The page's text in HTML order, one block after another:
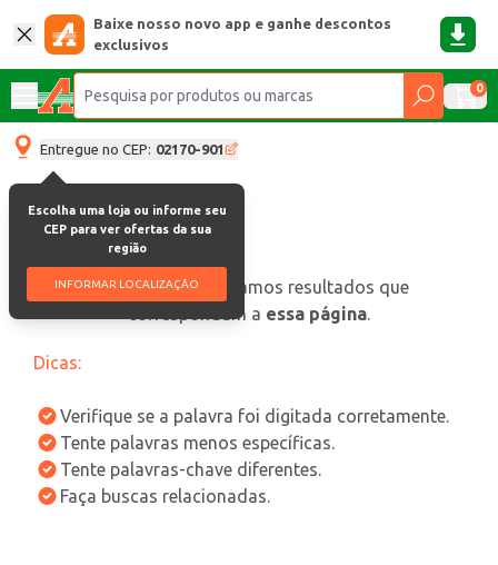
Baixe nosso novo app e ganhe descontos
exclusivos
0
Entregue no CEP: 02170-901
Escolha uma loja ou informe seu
CEP para ver ofertas da sua
região
INFORMAR LOCALIZAÇÃO
oops, não encontramos resultados que
correspondam a essa página.
Dicas:
Verifique se a palavra foi digitada corretamente.
Tente palavras menos específicas.
Tente palavras-chave diferentes.
Faça buscas relacionadas.